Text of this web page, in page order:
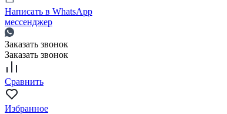
Написать в WhatsApp
мессенджер
Заказать звонок
Заказать звонок
Сравнить
Избранное